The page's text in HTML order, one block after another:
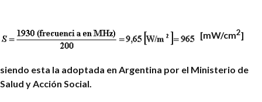
[mW/cm2]
siendo esta la adoptada en Argentina por el Ministerio de
Salud y Acción Social.